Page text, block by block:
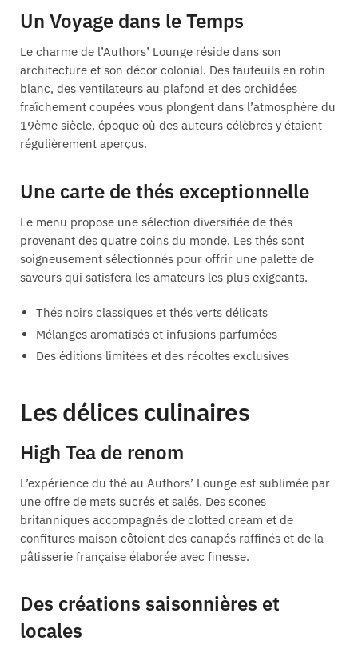
Un Voyage dans le Temps
Le charme de l’Authors’ Lounge réside dans son
architecture et son décor colonial. Des fauteuils en rotin
blanc, des ventilateurs au plafond et des orchidées
fraîchement coupées vous plongent dans l’atmosphère du
19ème siècle, époque où des auteurs célèbres y étaient
régulièrement aperçus.
Une carte de thés exceptionnelle
Le menu propose une sélection diversifiée de thés
provenant des quatre coins du monde. Les thés sont
soigneusement sélectionnés pour offrir une palette de
saveurs qui satisfera les amateurs les plus exigeants.
Thés noirs classiques et thés verts délicats
Mélanges aromatisés et infusions parfumées
Des éditions limitées et des récoltes exclusives
Les délices culinaires
High Tea de renom
L’expérience du thé au Authors’ Lounge est sublimée par
une offre de mets sucrés et salés. Des scones
britanniques accompagnés de clotted cream et de
confitures maison côtoient des canapés raffinés et de la
pâtisserie française élaborée avec finesse.
Des créations saisonnières et
locales